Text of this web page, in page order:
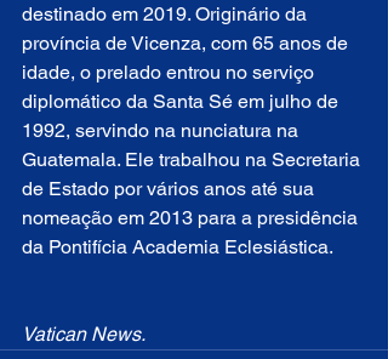
destinado em 2019. Originário da
província de Vicenza, com 65 anos de
idade, o prelado entrou no serviço
diplomático da Santa Sé em julho de
1992, servindo na nunciatura na
Guatemala. Ele trabalhou na Secretaria
de Estado por vários anos até sua
nomeação em 2013 para a presidência
da Pontifícia Academia Eclesiástica.
Vatican News.